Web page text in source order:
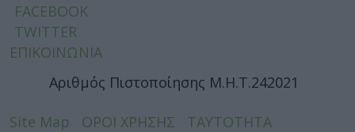
FACEBOOK
TWITTER
ΕΠΙΚΟΙΝΩΝΙΑ
Αριθμός Πιστοποίησης Μ.Η.Τ.242021
Site Map ΟΡΟΙ ΧΡΗΣΗΣ
ΤΑΥΤΟΤΗΤΑ